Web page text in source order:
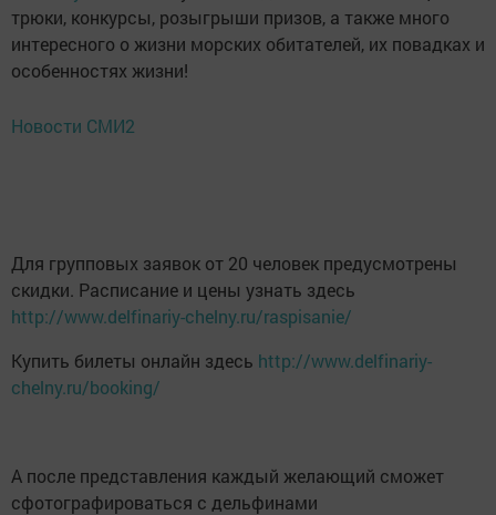
трюки, конкурсы, розыгрыши призов, а также много
интересного о жизни морских обитателей, их повадках и
особенностях жизни!
Новости СМИ2
Для групповых заявок от 20 человек предусмотрены
скидки. Расписание и цены узнать здесь
http://www.delfinariy-chelny.ru/raspisanie/
Купить билеты онлайн здесь http://www.delfinariy-
chelny.ru/booking/
А после представления каждый желающий сможет
сфотографироваться с дельфинами